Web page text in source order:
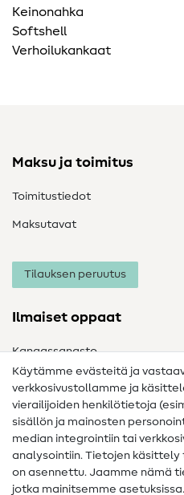
Keinonahka
Softshell
Verhoilukankaat
Maksu ja toimitus
Toimitustiedot
Maksutavat
Tilauksen peruutus
Ilmaiset oppaat
Kangassanasto
Ompelusanasto
Ompeluohjeet
Apua ja yhteystiedot
Yhteystiedot
Käytämme evästeitä ja
verkkosivustollamme ja
vierailijoiden henkilötietoja
sisällön ja mainosten
median integrointiin tai
analysointiin. Tietojen käsittely
on asennettu. Jaamme nämä
jotka mainitsemme asetuksissa.